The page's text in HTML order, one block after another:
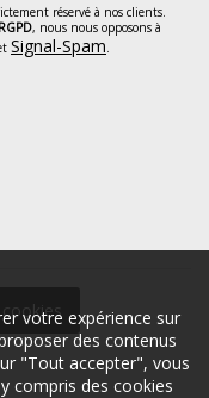
votre expérience sur
des contenus
"Tout accepter", vous
compris des cookies
réservé à nos clients.
, nous nous opposons à
Signal-Spam.